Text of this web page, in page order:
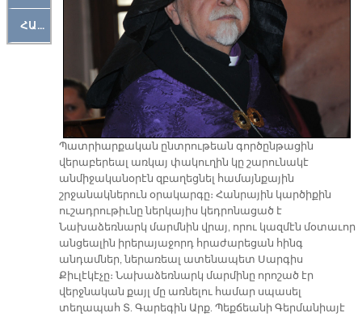
ՀԱՐԹԱԿ
Պատրիարքական ընտրութեան գործընթացին
վերաբերեալ առկայ փակուղին կը շարունակէ
անմիջականօրէն զբաղեցնել համայնքային
շրջանակներուն օրակարգը։ Հանրային կարծիքին
ուշադրութիւնը ներկայիս կեդրոնացած է
Նախաձեռնարկ մարմնին վրայ, որու կազմէն մօտաւոր
անցեալին իրերայաջորդ հրաժարեցան հինգ
անդամներ, ներառեալ ատենապետ Սարգիս
Քիւլէկէչը։ Նախաձեռնարկ մարմինը որոշած էր
վերջնական քայլ մը առնելու համար սպասել
տեղապահ Տ. Գարեգին Արք. Պեքճեանի Գերմանիայէ